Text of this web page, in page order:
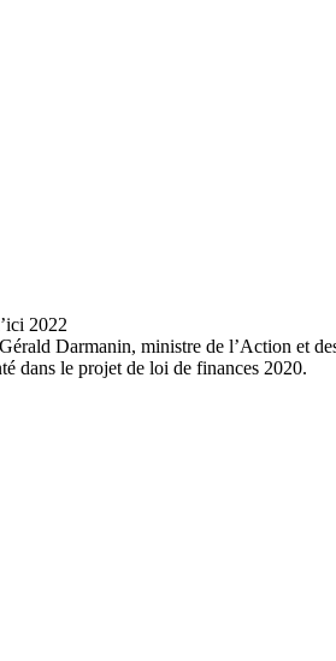
Darmanin, ministre de l’Action et
dans le projet de loi de finances 2020.